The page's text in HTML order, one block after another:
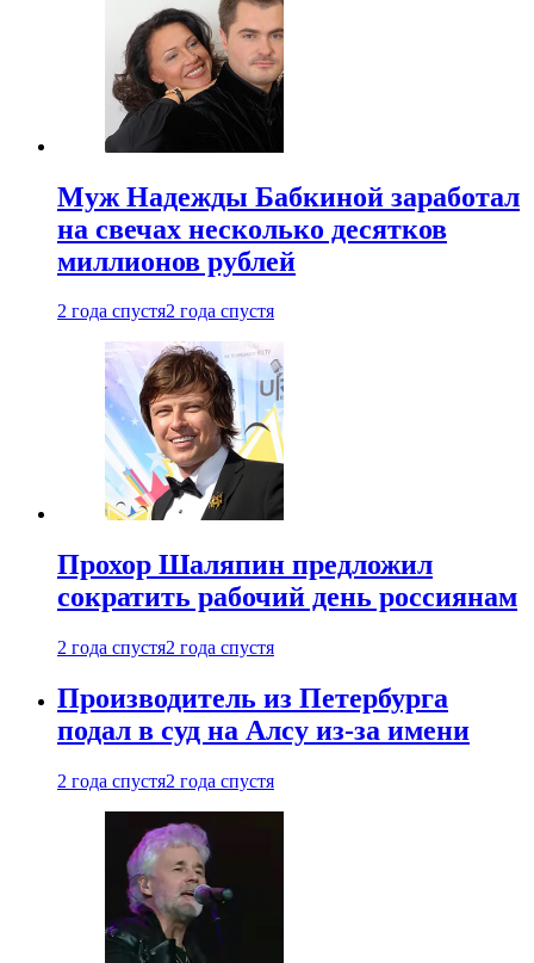
Муж Надежды Бабкиной заработал
на свечах несколько десятков
миллионов рублей
2 года спустя2 года спустя
Прохор Шаляпин предложил
сократить рабочий день россиянам
2 года спустя2 года спустя
Производитель из Петербурга
подал в суд на Алсу из-за имени
2 года спустя2 года спустя